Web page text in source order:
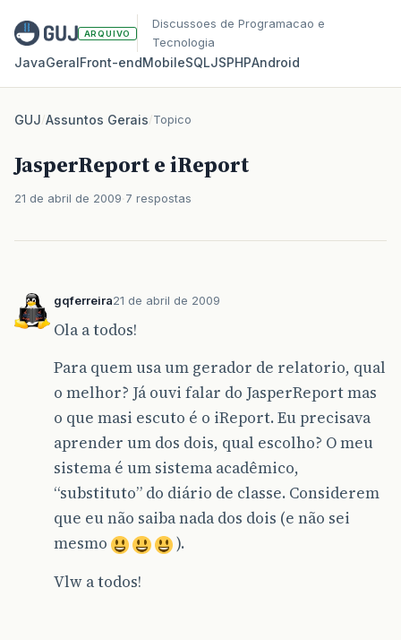
ARQUIVO
Discussoes de Programacao e
Tecnologia
JavaGeralFront‑endMobileSQLJSPHPAndroid
GUJ/Assuntos Gerais/Topico
JasperReport e iReport
21 de abril de 2009 7 respostas
gqferreira21 de abril de 2009
Ola a todos!
Para quem usa um gerador de relatorio, qual
o melhor? Já ouvi falar do JasperReport mas
o que masi escuto é o iReport. Eu precisava
aprender um dos dois, qual escolho? O meu
sistema é um sistema acadêmico,
“substituto” do diário de classe. Considerem
que eu não saiba nada dos dois (e não sei
mesmo
).
Vlw a todos!